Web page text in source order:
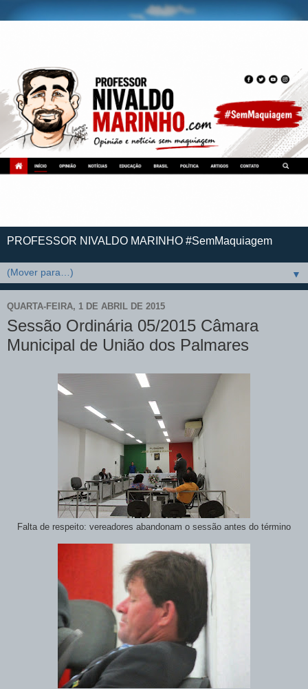
PROFESSOR NIVALDO MARINHO #SemMaquiagem
▼
QUARTA-FEIRA, 1 DE ABRIL DE 2015
Sessão Ordinária 05/2015 Câmara
Municipal de União dos Palmares
Falta de respeito: vereadores abandonam o sessão antes do término